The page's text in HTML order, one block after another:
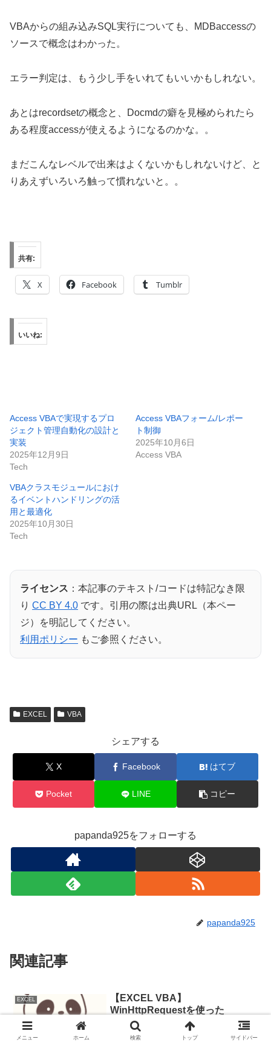
VBAからの組み込みSQL実行についても、MDBaccessの
ソースで概念はわかった。
エラー判定は、もう少し手をいれてもいいかもしれない。
あとはrecordsetの概念と、Docmdの癖を見極められたら
ある程度accessが使えるようになるのかな。。
まだこんなレベルで出来はよくないかもしれないけど、と
りあえずいろいろ触って慣れないと。。
共有:
X Facebook Tumblr
いいね:
Access VBAで実現するプロ
ジェクト管理自動化の設計と
実装
2025年12月9日
Tech
Access VBAフォーム/レポー
ト制御
2025年10月6日
Access VBA
VBAクラスモジュールにおけ
るイベントハンドリングの活
用と最適化
2025年10月30日
Tech
ライセンス ：本記事のテキスト/コードは特記なき限
り CC BY 4.0 です。引用の際は出典URL（本ペー
ジ）を明記してください。
利用ポリシー もご参照ください。
EXCEL VBA
シェアする
X Facebook はてブ
Pocket LINE コピー
papanda925をフォローする
papanda925
関連記事
EXCEL
【EXCEL VBA】
WinHttpRequestを使った
YahooJapan のHTML取得サンプ
Webでいろいろサンプルを探している中
メニュー ホーム 検索 トップ サイドバー